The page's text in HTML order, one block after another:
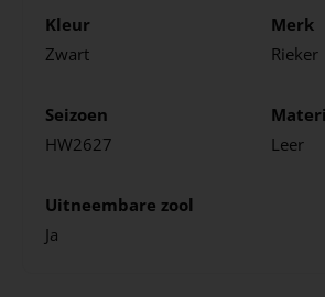
Kleur
Zwart
Merk
Rieker
Seizoen
HW2627
Leer
Uitneembare zool
Ja